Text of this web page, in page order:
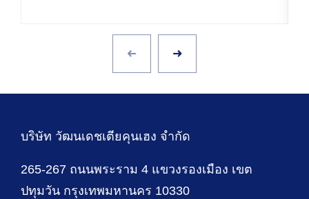
บริษัท วัฒนเดชเตียคุนเฮง จำกัด
265-267 ถนนพระราม 4 แขวงรองเมือง เขต
ปทุมวัน กรุงเทพมหานคร 10330